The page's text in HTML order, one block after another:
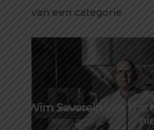
van een categorie